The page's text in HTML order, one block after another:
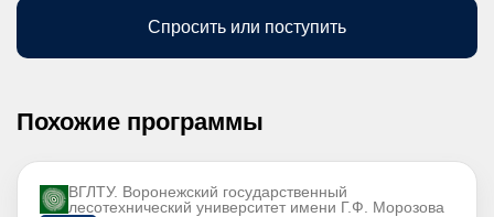
Спросить или поступить
Похожие программы
ВГЛТУ. Воронежский государственный
лесотехнический университет имени Г.Ф. Морозова